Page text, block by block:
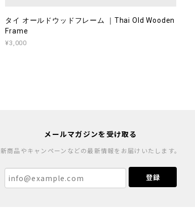
タイ オールドウッドフレーム ｜Thai Old Wooden
Frame
¥3,000
メールマガジンを受け取る
新商品やキャンペーンなどの最新情報をお届けいたします。
登録